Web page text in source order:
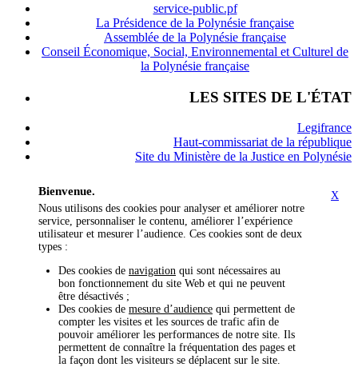
service-public.pf
La Présidence de la Polynésie française
Assemblée de la Polynésie française
Conseil Économique, Social, Environnemental et Culturel de
la Polynésie française
LES SITES DE L'ÉTAT
Legifrance
Haut-commissariat de la république
Site du Ministère de la Justice en Polynésie
X
Bienvenue.
Nous utilisons des cookies pour analyser et améliorer notre
service, personnaliser le contenu, améliorer l’expérience
utilisateur et mesurer l’audience. Ces cookies sont de deux
types :
Des cookies de navigation qui sont nécessaires au
bon fonctionnement du site Web et qui ne peuvent
être désactivés ;
Des cookies de mesure d’audience qui permettent de
compter les visites et les sources de trafic afin de
pouvoir améliorer les performances de notre site. Ils
permettent de connaître la fréquentation des pages et
la façon dont les visiteurs se déplacent sur le site.